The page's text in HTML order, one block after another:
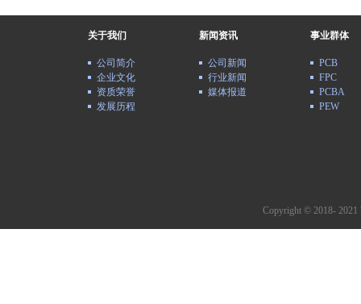
关于我们
公司简介
企业文化
资质荣誉
发展历程
新闻资讯
公司新闻
行业新闻
媒体报道
事业群体
PCB
FPC
PCBA
PEW
Copyright © 2018-